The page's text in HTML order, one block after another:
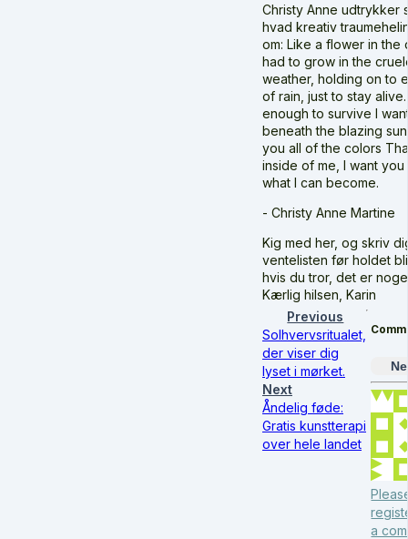
Christy Anne udtrykker
hvad kreativ
om: Like a flower in the
had to grow in the
weather, holding on to
of rain, just to stay
enough to survive I
beneath the blazing
you all of the colors
inside of me, I want
what I can become.
- Christy Anne Martine
Kig med her, og skriv
ventelisten før holdet
hvis du tror, det er
Kærlig hilsen, Karin
Previous
Solhvervsritualet,
der viser dig
lyset i mørket.
Next
Åndelig føde:
Gratis kunstterapi
over hele landet
a